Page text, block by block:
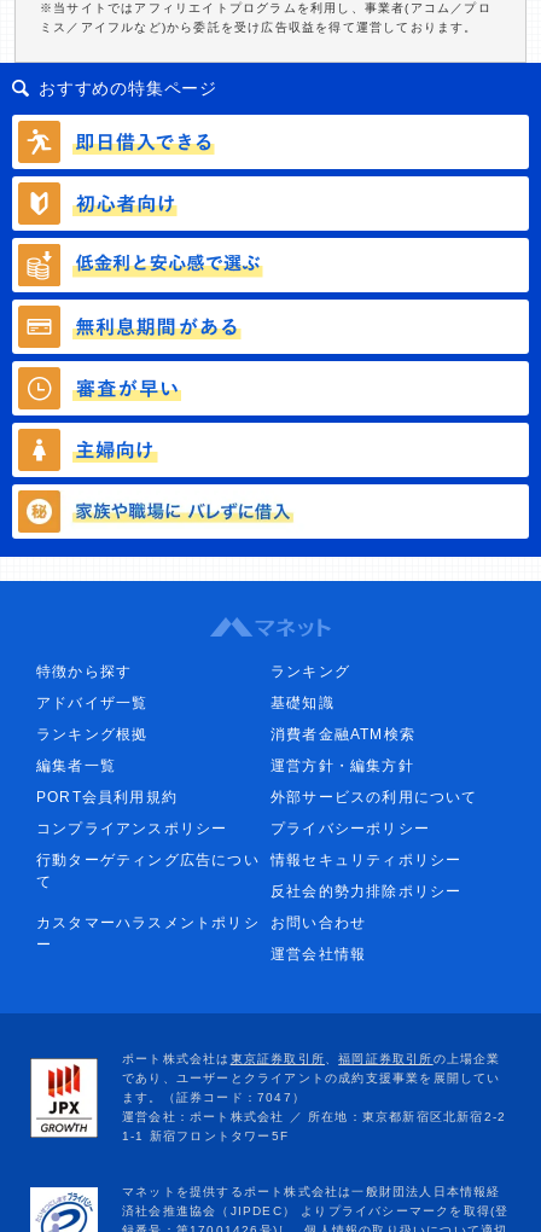
※当サイトではアフィリエイトプログラムを利用し、事業者(アコム／プロ
ミス／アイフルなど)から委託を受け広告収益を得て運営しております。
おすすめの特集ページ
特徴から探す
ランキング
アドバイザ一覧
基礎知識
ランキング根拠
消費者金融ATM検索
編集者一覧
運営方針・編集方針
PORT会員利用規約
外部サービスの利用について
コンプライアンスポリシー
プライバシーポリシー
行動ターゲティング広告につい
て
情報セキュリティポリシー
反社会的勢力排除ポリシー
カスタマーハラスメントポリシ
ー
お問い合わせ
運営会社情報